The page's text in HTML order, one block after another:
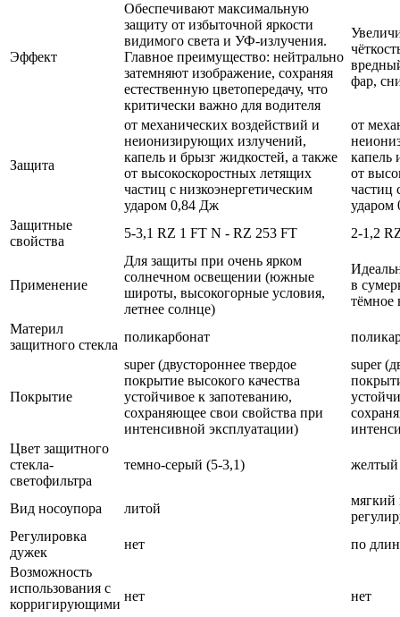
Эффект
Обеспечивают максимальную
защиту от избыточной яркости
видимого света и УФ-излучения.
Главное преимущество: нейтрально
затемняют изображение, сохраняя
естественную цветопередачу, что
критически важно для водителя
фар,
Защита
от механических воздействий и
неионизирующих излучений,
капель и брызг жидкостей, а также
от высокоскоростных летящих
частиц с низкоэнергетическим
ударом 0,84 Дж
от
капель
от
частиц
ударом
Защитные
свойства
5-3,1 RZ 1 FT N - RZ 253 FT 2-1,2
Применение
Для защиты при очень ярком
солнечном освещении (южные
широты, высокогорные условия,
летнее солнце)
в
тёмное
Материл
защитного стекла
поликарбонат
Покрытие
super (двустороннее твердое
покрытие высокого качества
устойчивое к запотеванию,
сохраняющее свои свойства при
интенсивной эксплуатации)
super
Цвет защитного
стекла-
светофильтра
темно-серый (5-3,1) желтый
Вид носоупора литой
мягкий
Регулировка
дужек
нет
по
Возможность
использования с
корригирующими
нет нет